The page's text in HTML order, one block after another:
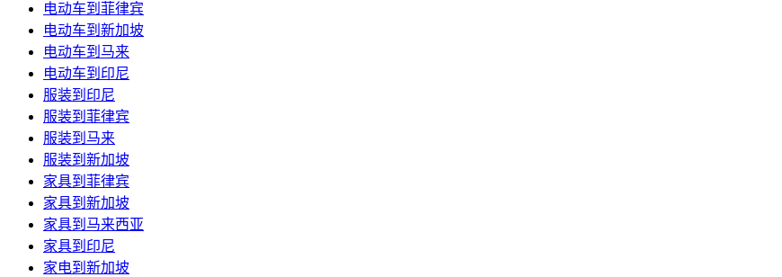
电动车到菲律宾
电动车到新加坡
电动车到马来
电动车到印尼
服装到印尼
服装到菲律宾
服装到马来
服装到新加坡
家具到菲律宾
家具到新加坡
家具到马来西亚
家具到印尼
家电到新加坡